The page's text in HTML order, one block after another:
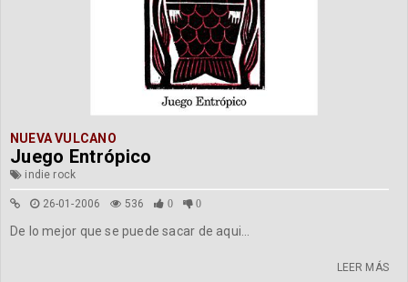
NUEVA VULCANO
Juego Entrópico
indie rock
26-01-2006 536 0 0
De lo mejor que se puede sacar de aqui...
LEER MÁS